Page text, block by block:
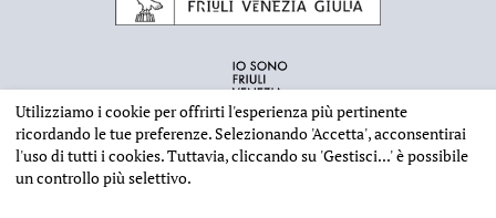
Utilizziamo i cookie per offrirti l'esperienza più pertinente
ricordando le tue preferenze. Selezionando 'Accetta', acconsentirai
l'uso di tutti i cookies. Tuttavia, cliccando su 'Gestisci...'è possibile
un controllo più selettivo.